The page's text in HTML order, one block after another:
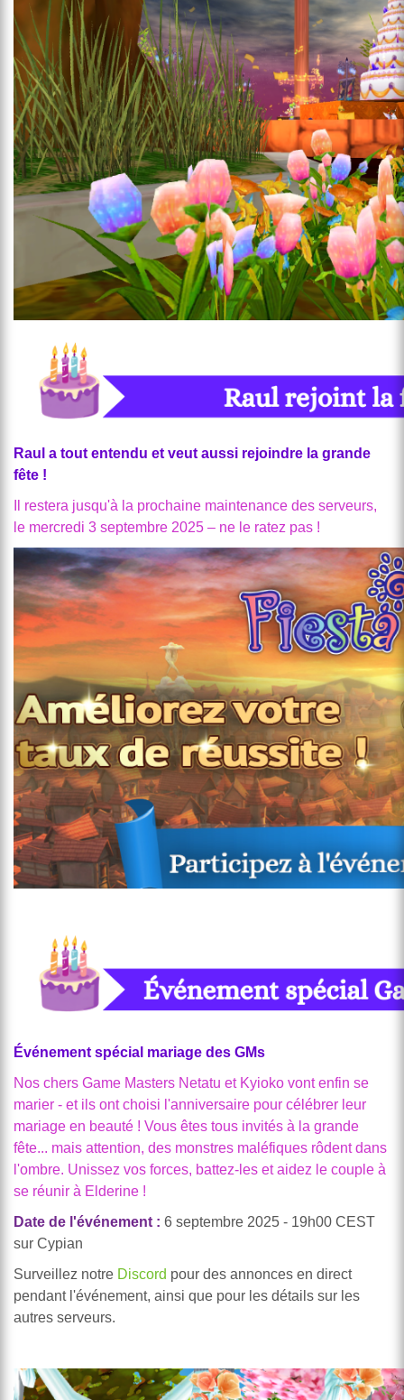
Raul a tout entendu et veut aussi rejoindre la grande
fête !
Il restera jusqu'à la prochaine maintenance des serveurs,
le mercredi 3 septembre 2025 – ne le ratez pas !
Événement spécial mariage des GMs
Nos chers Game Masters Netatu et Kyioko vont enfin se
marier - et ils ont choisi l'anniversaire pour célébrer leur
mariage en beauté ! Vous êtes tous invités à la grande
fête... mais attention, des monstres maléfiques rôdent dans
l'ombre. Unissez vos forces, battez-les et aidez le couple à
se réunir à Elderine !
Date de l'événement : 6 septembre 2025 - 19h00 CEST
sur Cypian
Surveillez notre Discord pour des annonces en direct
pendant l'événement, ainsi que pour les détails sur les
autres serveurs.